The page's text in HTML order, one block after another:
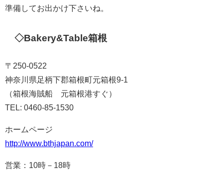
準備してお出かけ下さいね。
◇Bakery&Table箱根
〒250-0522
神奈川県足柄下郡箱根町元箱根9-1
（箱根海賊船 元箱根港すぐ）
TEL: 0460-85-1530
ホームページ
http://www.bthjapan.com/
営業：10時－18時